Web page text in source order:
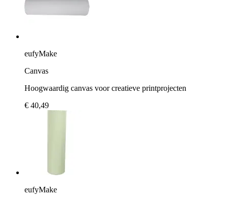
eufyMake
Canvas
Hoogwaardig canvas voor creatieve printprojecten
€ 40,49
eufyMake